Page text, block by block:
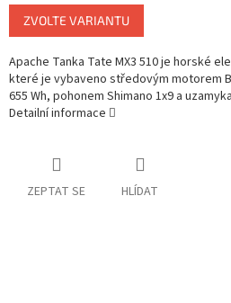
ZVOLTE VARIANTU
Apache Tanka Tate MX3 510 je horské
které je vybaveno středovým motorem
655 Wh, pohonem Shimano 1x9 a
Detailní informace
ZEPTAT SE HLÍDAT